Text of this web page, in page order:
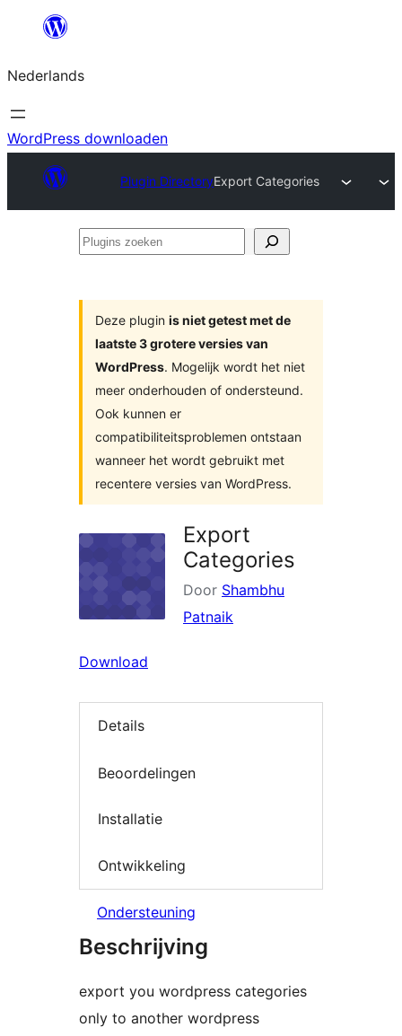
de
inhoud
Nederlands
WordPress downloaden
Plugin DirectoryExport Categories
Plugins
Deze plugin is niet getest met de
laatste 3 grotere versies van
WordPress. Mogelijk wordt het niet
meer onderhouden of ondersteund.
Ook kunnen er
compatibiliteitsproblemen ontstaan
wanneer het wordt gebruikt met
recentere versies van WordPress.
Export
Categories
Door Shambhu
Patnaik
Download
Details
Beoordelingen
Installatie
Ontwikkeling
Ondersteuning
Beschrijving
export you wordpress categories
only to another wordpress